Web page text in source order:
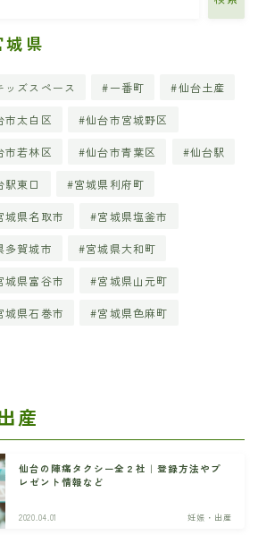
県
ッズスペース 一番町 仙台土産
市太白区 仙台市宮城野区
市若林区 仙台市青葉区 仙台駅
駅東口 宮城県利府町
城県名取市 宮城県塩釜市
多賀城市 宮城県大和町
城県富谷市 宮城県山元町
城県石巻市 宮城県色麻町
産
仙台の陣痛タクシー全２社｜登録方法やプ
レゼント情報など
2020.04.01 妊娠・出産